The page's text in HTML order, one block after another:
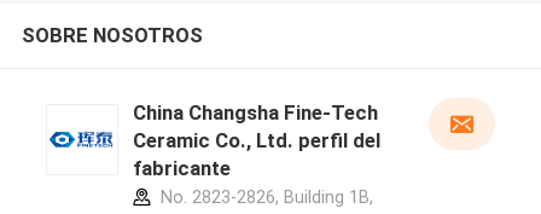
SOBRE NOSOTROS
China Changsha Fine-Tech
Ceramic Co., Ltd. perfil del
fabricante
No. 2823-2826, Building 1B,